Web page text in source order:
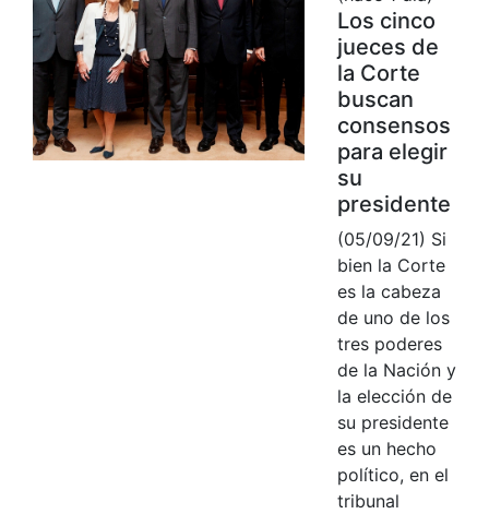
Los cinco
jueces de
la Corte
buscan
consensos
para elegir
su
presidente
(05/09/21) Si
bien la Corte
es la cabeza
de uno de los
tres poderes
de la Nación y
la elección de
su presidente
es un hecho
político, en el
tribunal